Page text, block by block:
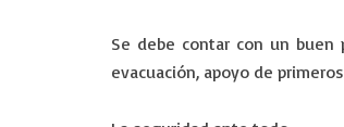
Se debe contar con un
evacuación, apoyo de